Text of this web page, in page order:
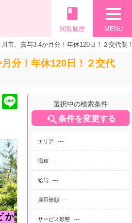
MENU
book
閲覧履歴
市、賞与3.4か月分！年休120日！２交代制！
分！年休120日！２交代
選択中の検索条件
条件を変更する
エリア ---
職種 ---
給与 ---
雇用形態 ---
サービス形態 ---